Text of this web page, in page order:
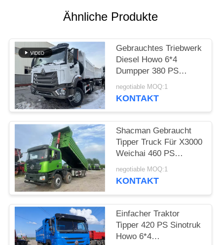
Ähnliche Produkte
Gebrauchtes Triebwerk
Diesel Howo 6*4
Dumpper 380 PS
Weichai Hohan Modell
20-40 Tonnen
negotiable MOQ:1
KONTAKT
Shacman Gebraucht
Tipper Truck Für X3000
Weichai 460 PS
Baustofftransport 2021
Jahr Hande Achse
negotiable MOQ:1
KONTAKT
Einfacher Traktor
Tipper 420 PS Sinotruk
Howo 6*4